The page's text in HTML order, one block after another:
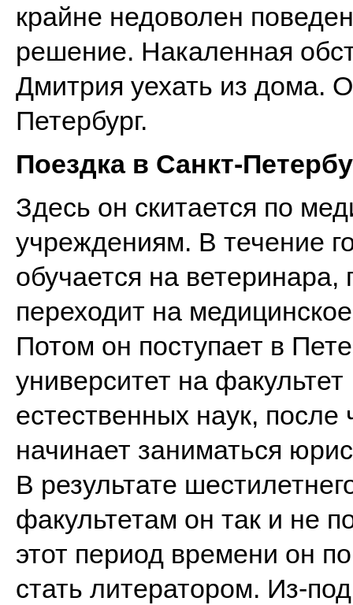
крайне недоволен
решение. Накаленная
Дмитрия уехать из дома.
Петербург.
Поездка в Санкт-
Здесь он скитается по
учреждениям. В течение
обучается на ветеринара,
переходит на
Потом он поступает в
университет на факультет
естественных наук, после
начинает заниматься
В результате
факультетам он так и не
этот период времени он
стать литератором. Из-